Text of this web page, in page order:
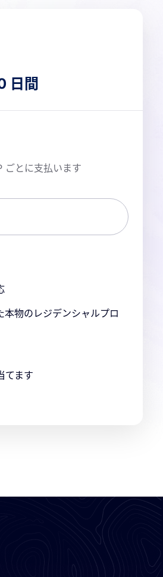
日間
ごとに支払います
物のレジデンシャルプロ
てます